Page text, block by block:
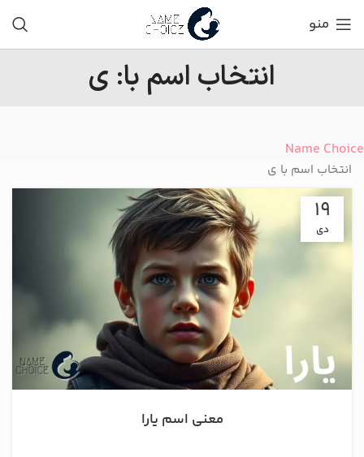
منو
انتخاب اسم با: ی
Name Choice
انتخاب اسم با ی
19
دی
معنی اسم یارا